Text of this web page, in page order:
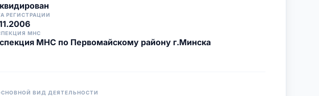
РЕГИСТРАЦИИ
МНС
МНС по Первомайскому району г.Минска
ВИД ДЕЯТЕЛЬНОСТИ